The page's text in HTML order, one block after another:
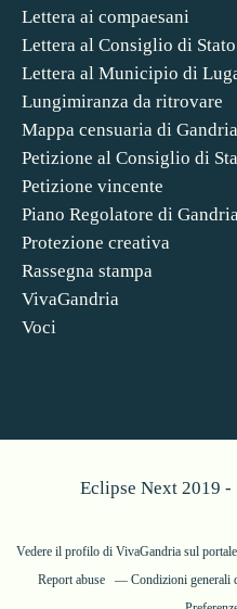
Lettera ai compaesani
Lettera al Consiglio di Stato
Lettera al Municipio di
Lungimiranza da ritrovare
Mappa censuaria di
Petizione al Consiglio di
Petizione vincente
Piano Regolatore di Gandria
Protezione creativa
Rassegna stampa
VivaGandria
Voci
Eclipse Next 2019
Vedere il profilo di VivaGandriasul
Report abuse
Condizioni generali